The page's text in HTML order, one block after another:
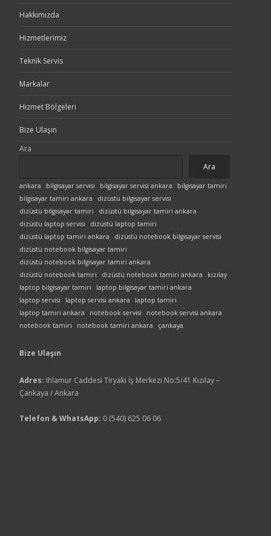
Hakkımızda
Hizmetlerimiz
Teknik Servis
Markalar
Hizmet Bölgeleri
Bize Ulaşın
Ara
Ara
ankara bilgisayar servisi bilgisayar servisi ankara
bilgisayar tamiri
bilgisayar tamiri ankara
dizüstü bilgisayar servisi
dizüstü bilgisayar tamiri
dizüstü bilgisayar tamiri ankara
dizüstü laptop servisi
dizüstü laptop tamiri
dizüstü laptop tamiri ankara
dizüstü notebook bilgisayar servisi
dizüstü notebook bilgisayar tamiri
dizüstü notebook bilgisayar tamiri ankara
dizüstü notebook tamiri
dizüstü notebook tamiri ankara
kızılay
laptop bilgisayar tamiri
laptop bilgisayar tamiri ankara
laptop servisi
laptop servisi ankara
laptop tamiri
laptop tamiri ankara
notebook servisi
notebook servisi ankara
notebook tamiri
notebook tamiri ankara çankaya
Bize Ulaşın
Adres: Ihlamur Caddesi Tiryaki İş Merkezi No:5/41 Kızılay –
Çankaya / Ankara
Telefon & WhatsApp: 0 (540) 625 06 06